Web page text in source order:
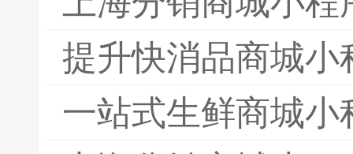
提升快消品商城
一站式生鲜商城小